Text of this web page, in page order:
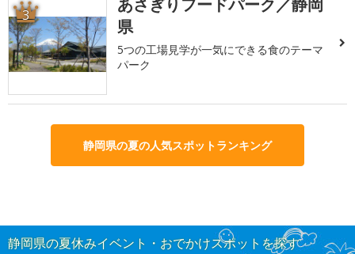
3
あさぎりフードパーク／静岡
県
5つの工場見学が一気にできる食のテーマ
パーク
静岡県の夏の人気スポットランキング
静岡県の夏休みイベント・おでかけスポットを探す